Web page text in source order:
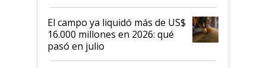
El campo ya liquidó más de US$
16.000 millones en 2026: qué
pasó en julio